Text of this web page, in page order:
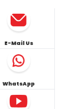
E-Mail Us
WhatsApp